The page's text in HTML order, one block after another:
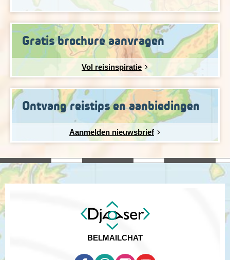
Gratis brochure aanvragen
Vol reisinspiratie
Ontvang reistips en aanbiedingen
Aanmelden nieuwsbrief
BELMAILCHAT